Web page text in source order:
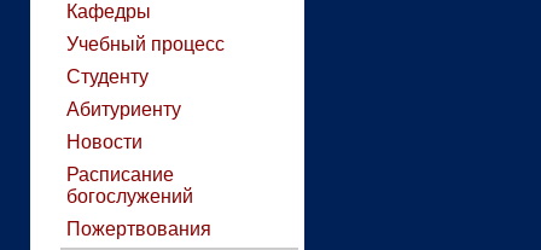
Кафедры
Учебный процесс
Студенту
Абитуриенту
Новости
Расписание
богослужений
Пожертвования